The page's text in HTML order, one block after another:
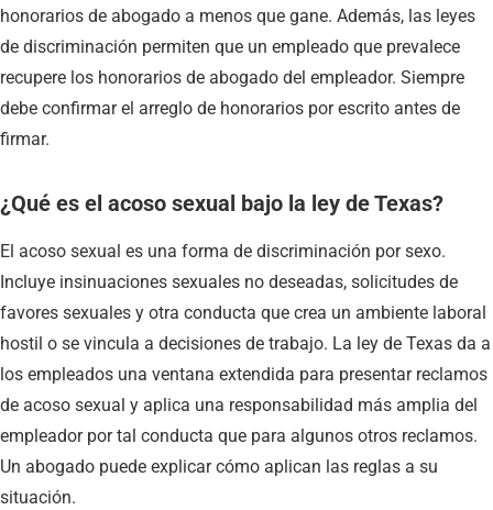
honorarios de abogado a menos que gane. Además, las leyes
de discriminación permiten que un empleado que prevalece
recupere los honorarios de abogado del empleador. Siempre
debe confirmar el arreglo de honorarios por escrito antes de
firmar.
¿Qué es el acoso sexual bajo la ley de Texas?
El acoso sexual es una forma de discriminación por sexo.
Incluye insinuaciones sexuales no deseadas, solicitudes de
favores sexuales y otra conducta que crea un ambiente laboral
hostil o se vincula a decisiones de trabajo. La ley de Texas da a
los empleados una ventana extendida para presentar reclamos
de acoso sexual y aplica una responsabilidad más amplia del
empleador por tal conducta que para algunos otros reclamos.
Un abogado puede explicar cómo aplican las reglas a su
situación.